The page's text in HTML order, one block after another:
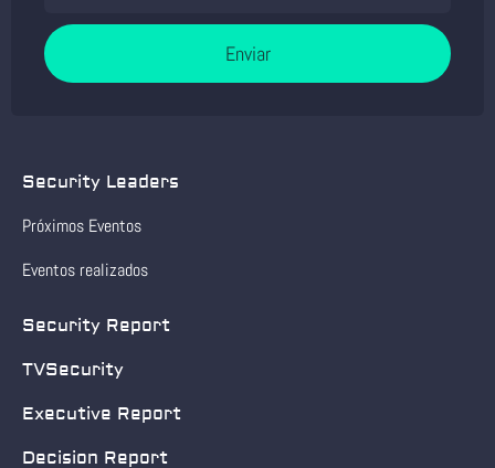
Enviar
Security Leaders
Próximos Eventos
Eventos realizados
Security Report
TVSecurity
Executive Report
Decision Report